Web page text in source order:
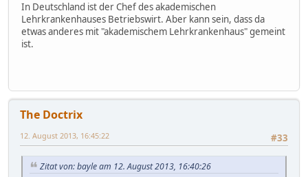
In Deutschland ist der Chef des akademischen
Lehrkrankenhauses Betriebswirt. Aber kann sein, dass da
etwas anderes mit "akademischem Lehrkrankenhaus" gemeint
ist.
The Doctrix
#33
12. August 2013, 16:45:22
Zitat von: bayle am 12. August 2013, 16:40:26